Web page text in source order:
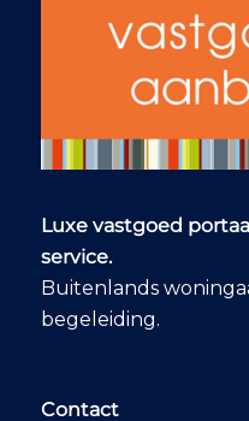
Luxe vastgoed
service.
Buitenlands
begeleiding.
Contact